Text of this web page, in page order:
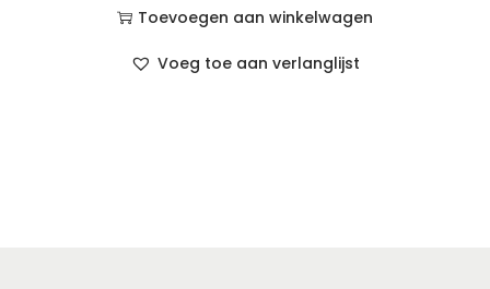
Toevoegen aan winkelwagen
Voeg toe aan verlanglijst